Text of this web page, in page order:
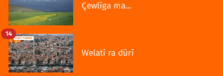
Çewlîga ma...
Welatî ra dûrî
14